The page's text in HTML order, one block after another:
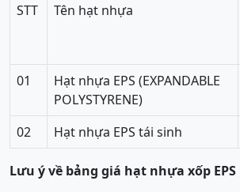
STT Tên hạt nhựa
01
Hạt nhựa EPS (EXPANDABLE
POLYSTYRENE)
02 Hạt nhựa EPS tái sinh
Lưu ý về bảng giá hạt nhựa xốp EPS